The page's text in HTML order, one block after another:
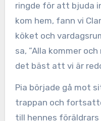
ringde för att bjuda
kom hem, fann vi
köket och
sa, ”Alla kommer
det bäst att vi är
Pia började gå mot
trappan och
till hennes